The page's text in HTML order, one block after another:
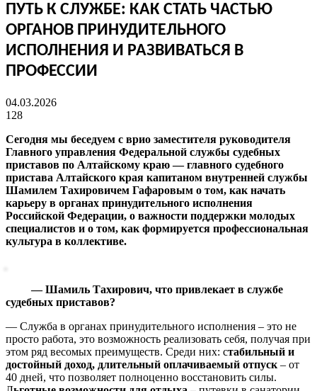
ПУТЬ К СЛУЖБЕ: КАК СТАТЬ ЧАСТЬЮ
ОРГАНОВ ПРИНУДИТЕЛЬНОГО
ИСПОЛНЕНИЯ И РАЗВИВАТЬСЯ В
ПРОФЕССИИ
04.03.2026
128
Сегодня мы беседуем с врио заместителя руководителя
Главного управления Федеральной службы судебных
приставов по Алтайскому краю — главного судебного
пристава Алтайского края капитаном внутренней службы
Шамилем Тахировичем Гафаровым о том, как начать
карьеру в органах принудительного исполнения
Российской Федерации, о важности поддержки молодых
специалистов и о том, как формируется профессиональная
культура в коллективе.
— Шамиль Тахирович, что привлекает в службе
судебных приставов?
— Служба в органах принудительного исполнения – это не
просто работа, это возможность реализовать себя, получая при
этом ряд весомых преимуществ. Среди них: cтабильный и
достойный доход, длительный оплачиваемый отпуск – от
40 дней, что позволяет полноценно восстановить силы.